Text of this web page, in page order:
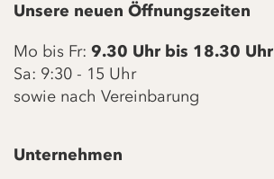
Unsere neuen Öffnungszeiten
Mo bis Fr: 9.30 Uhr bis 18.30 Uhr
Sa: 9:30 - 15 Uhr
sowie nach Vereinbarung
Unternehmen